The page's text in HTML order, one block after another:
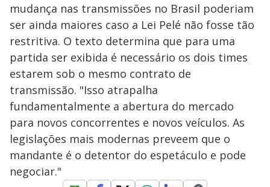
mudança nas transmissões no Brasil poderiam
ser ainda maiores caso a Lei Pelé não fosse tão
restritiva. O texto determina que para uma
partida ser exibida é necessário os dois times
estarem sob o mesmo contrato de
transmissão. "Isso atrapalha
fundamentalmente a abertura do mercado
para novos concorrentes e novos veículos. As
legislações mais modernas preveem que o
mandante é o detentor do espetáculo e pode
negociar."